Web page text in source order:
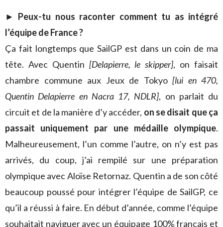
► Peux-tu nous raconter comment tu as intégré
l’équipe de France ?
Ça fait longtemps que SailGP est dans un coin de ma
tête. Avec Quentin [Delapierre, le skipper], on faisait
chambre commune aux Jeux de Tokyo [lui en 470,
Quentin Delapierre en Nacra 17, NDLR], on parlait du
circuit et de la manière d’y accéder, on se disait que ça
passait uniquement par une médaille olympique.
Malheureusement, l’un comme l’autre, on n’y est pas
arrivés, du coup, j’ai rempilé sur une préparation
olympique avec Aloïse Retornaz. Quentin a de son côté
beaucoup poussé pour intégrer l’équipe de SailGP, ce
qu’il a réussi à faire. En début d’année, comme l’équipe
souhaitait naviguer avec un équipage 100% français et